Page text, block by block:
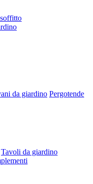
da giardino Pergotende
Tavoli da giardino